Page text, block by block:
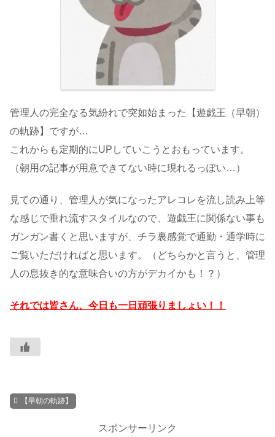
管理人の完全なる気紛れで突如始まった【遊戯王（早朝）
の軌跡】ですが…
これからも定期的にUPしていこうとおもっています。
（朝用の記事が用意できてない時に現れるっぽい…）
見ての通り、管理人が気になったアレコレを流し読み上等
な感じで垂れ流すスタイルなので、遊戯王に関係ない事も
ガンガン書くと思いますが、チラ裏感覚で通勤・通学時に
ご覧いただければと思います。（どちらかと言うと、管理
人の息抜き的な意味合いの方がデカイかも！？）
それでは皆さん、今日も一日頑張りましょい！！
【早朝の軌跡】
スポンサーリンク